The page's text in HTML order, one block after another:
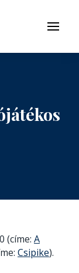
Menü
(címe: A
Csipike).